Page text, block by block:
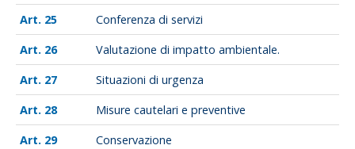
25
Conferenza di servizi
26
Valutazione di impatto ambientale.
27
Situazioni di urgenza
28
Misure cautelari e preventive
29
Conservazione